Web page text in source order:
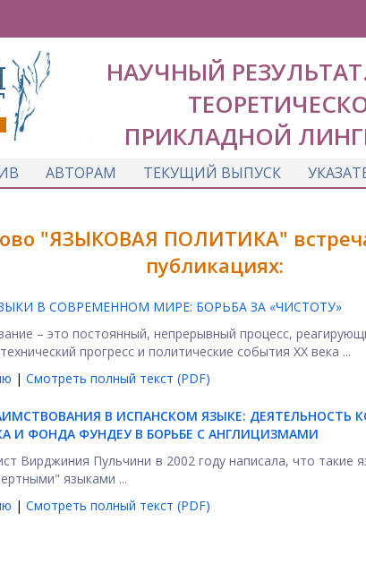
НАУЧНЫЙ
ПРИКЛАДНОЙ
АВТОРАМ ТЕКУЩИЙ ВЫПУСК
"ЯЗЫКОВАЯ ПОЛИТИКА"
публикациях:
В СОВРЕМЕННОМ МИРЕ: БОРЬБА ЗА «ЧИСТОТУ»
– это постоянный, непрерывный процесс,
прогресс и политические события XX века ...
| Смотреть полный текст (PDF)
В ИСПАНСКОМ ЯЗЫКЕ: ДЕЯТЕЛЬНОСТЬ
И ФОНДА ФУНДЕУ В БОРЬБЕ С АНГЛИЦИЗМАМИ
Вирджиния Пульчини в 2002 году написала, что такие
языками ...
| Смотреть полный текст (PDF)